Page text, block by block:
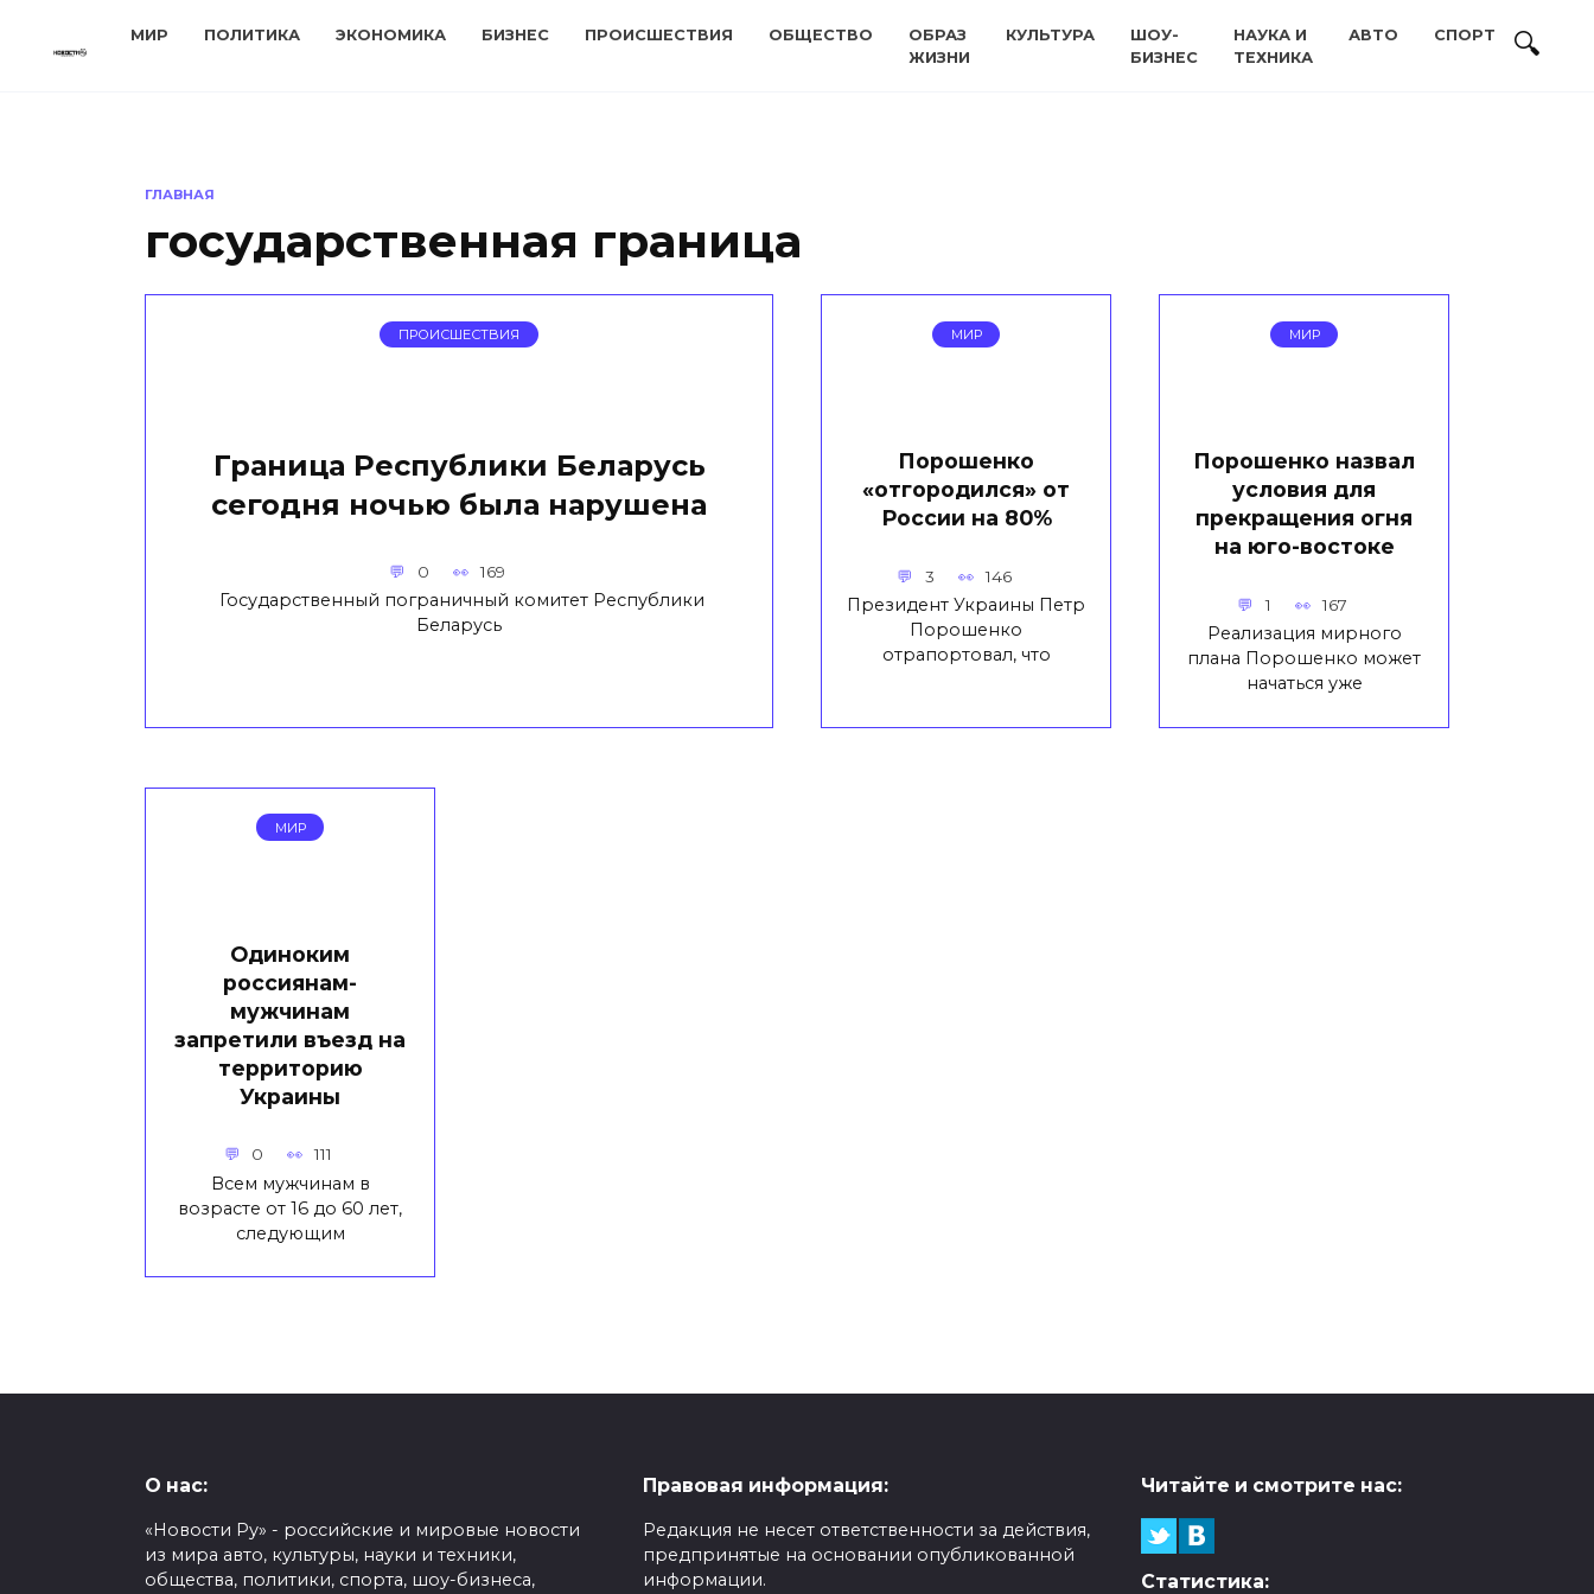
МИР ПОЛИТИКА ЭКОНОМИКА БИЗНЕС ПРОИСШЕСТВИЯ ОБЩЕСТВО
ОБРАЗ
ЖИЗНИ
КУЛЬТУРА
ШОУ-
БИЗНЕС
НАУКА И
ТЕХНИКА
АВТО СПОРТ
ГЛАВНАЯ
государственная граница
ПРОИСШЕСТВИЯ
Граница Республики Беларусь
сегодня ночью была нарушена
0 169
Государственный пограничный комитет Республики
Беларусь
МИР
Порошенко
«отгородился» от
России на 80%
3 146
Президент Украины Петр
Порошенко
отрапортовал, что
МИР
Порошенко назвал
условия для
прекращения огня
на юго-востоке
1 167
Реализация мирного
плана Порошенко может
начаться уже
МИР
Одиноким
россиянам-
мужчинам
запретили въезд на
территорию
Украины
0 111
Всем мужчинам в
возрасте от 16 до 60 лет,
следующим
О нас:
«Новости Ру» - российские и мировые новости
из мира авто, культуры, науки и техники,
общества, политики, спорта, шоу-бизнеса,
Правовая информация:
Редакция не несет ответственности за действия,
предпринятые на основании опубликованной
информации.
Читайте и смотрите нас:
Статистика: